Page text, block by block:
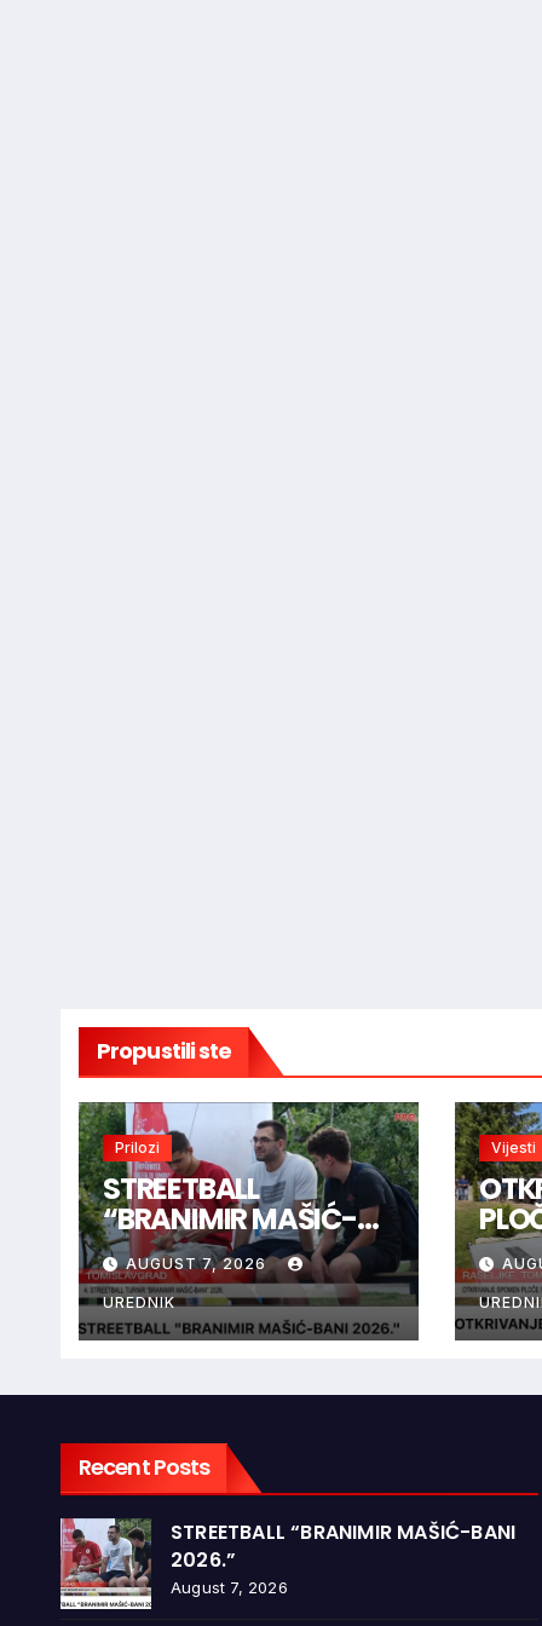
Propustili ste
Prilozi
STREETBALL
“BRANIMIR MAŠIĆ-
BANI 2026.”
AUGUST 7, 2026
UREDNIK
Vijesti
Recent Posts
STREETBALL “BRANIMIR MAŠIĆ-BANI
2026.”
August 7, 2026